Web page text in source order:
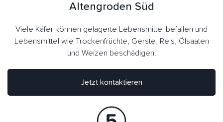
Jetzt kontaktieren
Altengroden Süd
Viele Käfer können gelagerte Lebensmittel befallen und
Lebensmittel wie Trockenfrüchte, Gerste, Reis, Ölsaaten
und Weizen beschädigen.